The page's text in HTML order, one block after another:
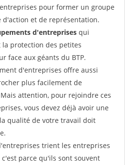
pour former un groupe
d'action et de représentation.
d'entreprises qui
protection des petites
face aux géants du BTP.
d'entreprises offre aussi
plus facilement de
attention, pour rejoindre ces
vous devez déjà avoir une
qualité de votre travail doit
trient les entreprises
parce qu'ils sont souvent